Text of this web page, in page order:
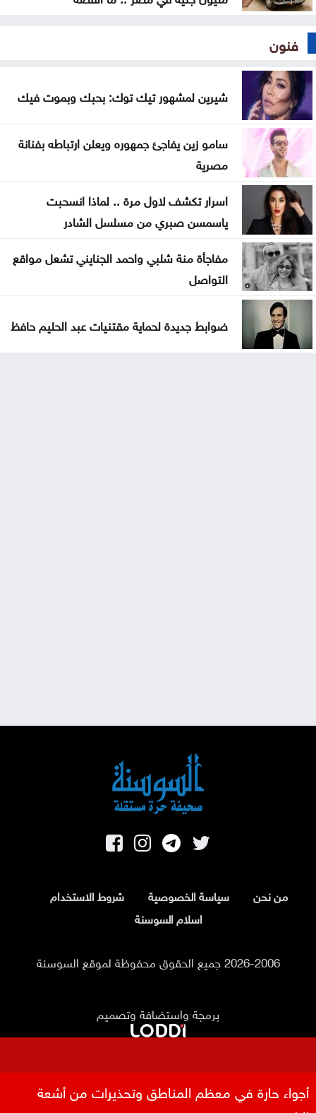
فنون
شيرين لمشهور تيك توك: بحبك وبموت فيك
سامو زين يفاجئ جمهوره ويعلن ارتباطه بفنانة
مصرية
اسرار تكشف لاول مرة .. لماذا انسحبت
ياسمسن صبري من مسلسل الشادر
مفاجأة منة شلبي واحمد الجنايني تشعل مواقع
التواصل
ضوابط جديدة لحماية مقتنيات عبد الحليم حافظ
من نحن سياسة الخصوصية
شروط الاستخدام
اسلام السوسنة
2026-2006 جميع الحقوق محفوظة لموقع السوسنة
برمجة واستضافة وتصميم
أجواء حارة في معظم المناطق وتحذيرات من أشعة